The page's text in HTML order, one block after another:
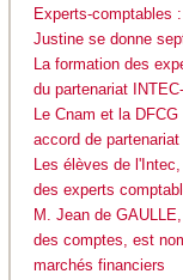
Experts-comptables
Justine se donne
La formation des
du partenariat
Le Cnam et la
accord de partenariat
Les élèves de
des experts
M. Jean de
des comptes, est
marchés financiers